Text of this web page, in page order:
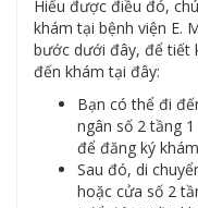
Hiểu được điều đó,
khám tại bệnh viện E.
bước dưới đây, để tiết
đến khám tại đây:
Bạn có thể đi
ngân số 2 tầng
để đăng ký
Sau đó, di
hoặc cửa số 2